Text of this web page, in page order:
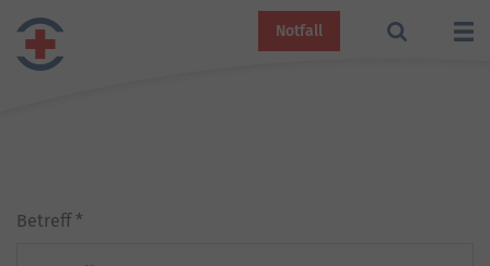
Notfall
Betreff *